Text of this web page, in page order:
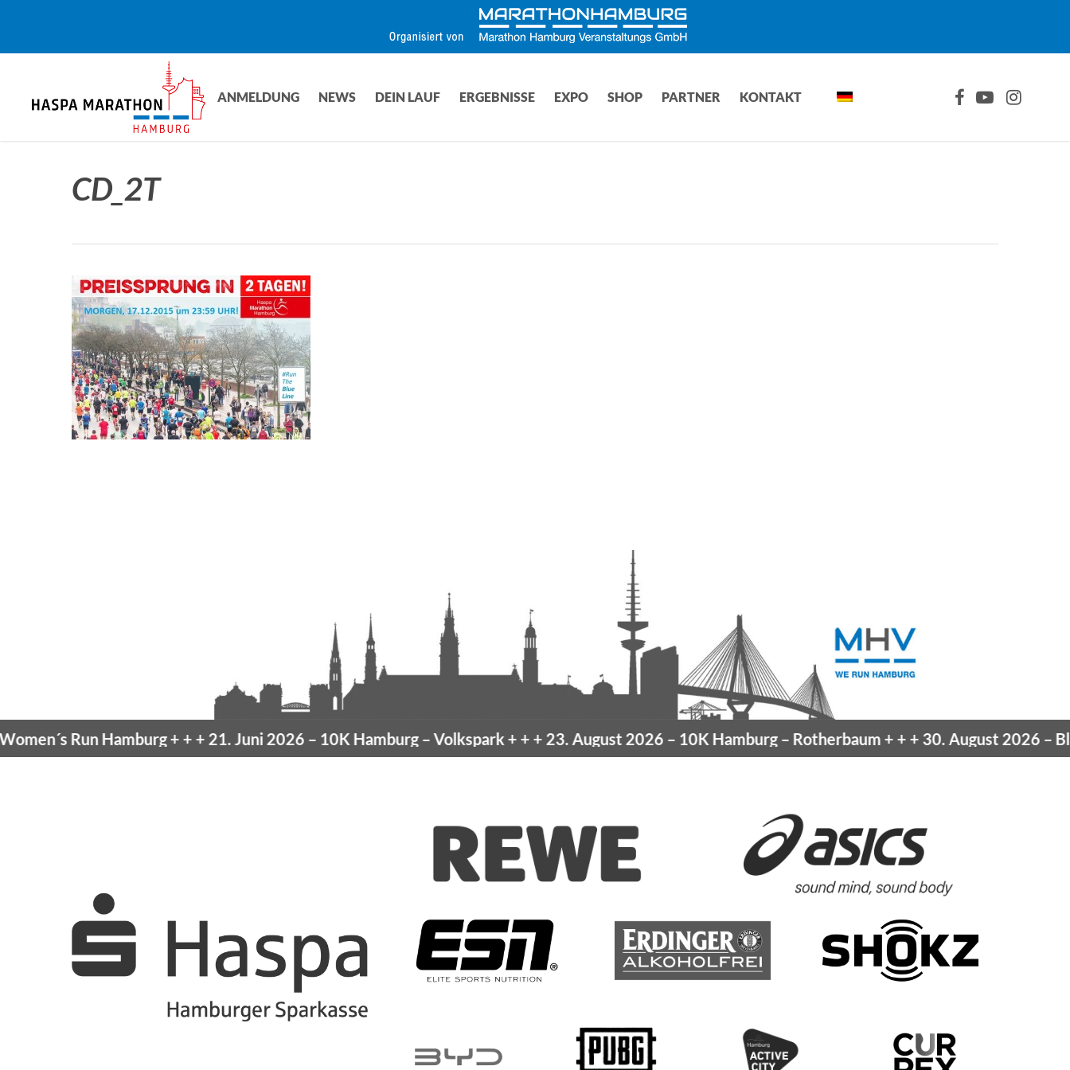
ANMELDUNG NEWS DEIN LAUF ERGEBNISSE EXPO SHOP PARTNER KONTAKT FACEBOOK
YOUTUBE
CD_2T
Run Hamburg+ + +21. Juni 2026 –10K Hamburg– Volkspark+ + +23. August 2026 –10K Hamburg– Rotherbaum+ + +30. August 2026 –